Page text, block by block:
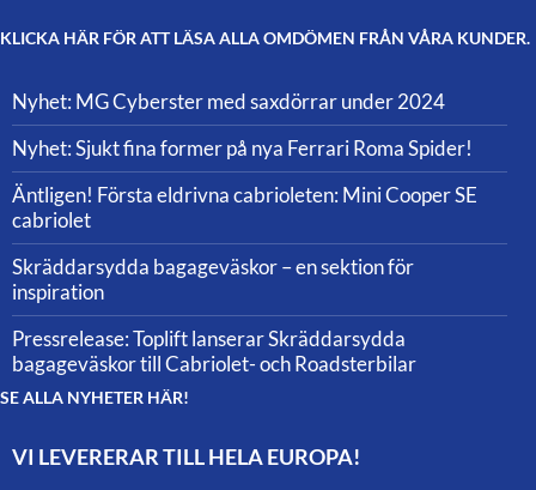
KLICKA HÄR FÖR ATT LÄSA ALLA OMDÖMEN FRÅN VÅRA KUNDER.
Nyhet: MG Cyberster med saxdörrar under 2024
Nyhet: Sjukt fina former på nya Ferrari Roma Spider!
Äntligen! Första eldrivna cabrioleten: Mini Cooper SE
cabriolet
Skräddarsydda bagageväskor – en sektion för
inspiration
Pressrelease: Toplift lanserar Skräddarsydda
bagageväskor till Cabriolet- och Roadsterbilar
SE ALLA NYHETER HÄR!
VI LEVERERAR TILL HELA EUROPA!